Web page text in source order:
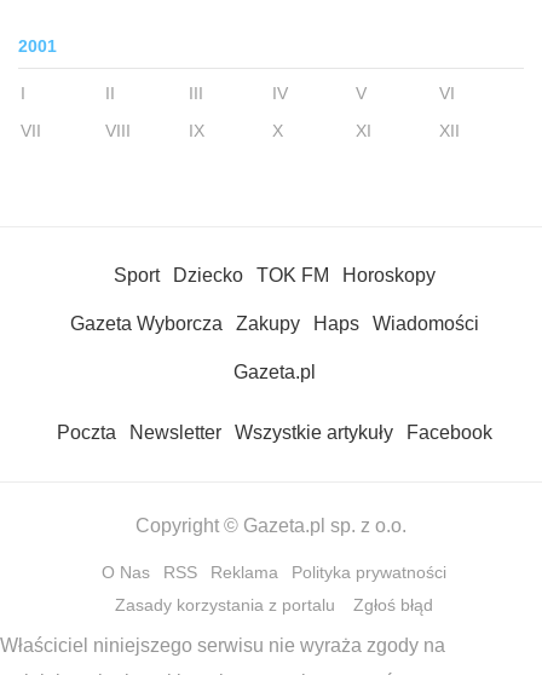
2001
I II III IV V
VI
VII
VIII IX X XI XII
Sport Dziecko TOK FM Horoskopy
Gazeta Wyborcza Zakupy Haps Wiadomości
Gazeta.pl
Poczta Newsletter Wszystkie artykuły Facebook
Copyright © Gazeta.pl sp. z o.o.
O Nas RSS Reklama
Polityka prywatności
Zasady korzystania z portalu
Zgłoś błąd
Właściciel niniejszego serwisu nie wyraża zgody na